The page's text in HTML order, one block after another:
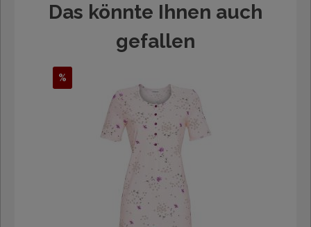
Das könnte Ihnen auch
gefallen
%